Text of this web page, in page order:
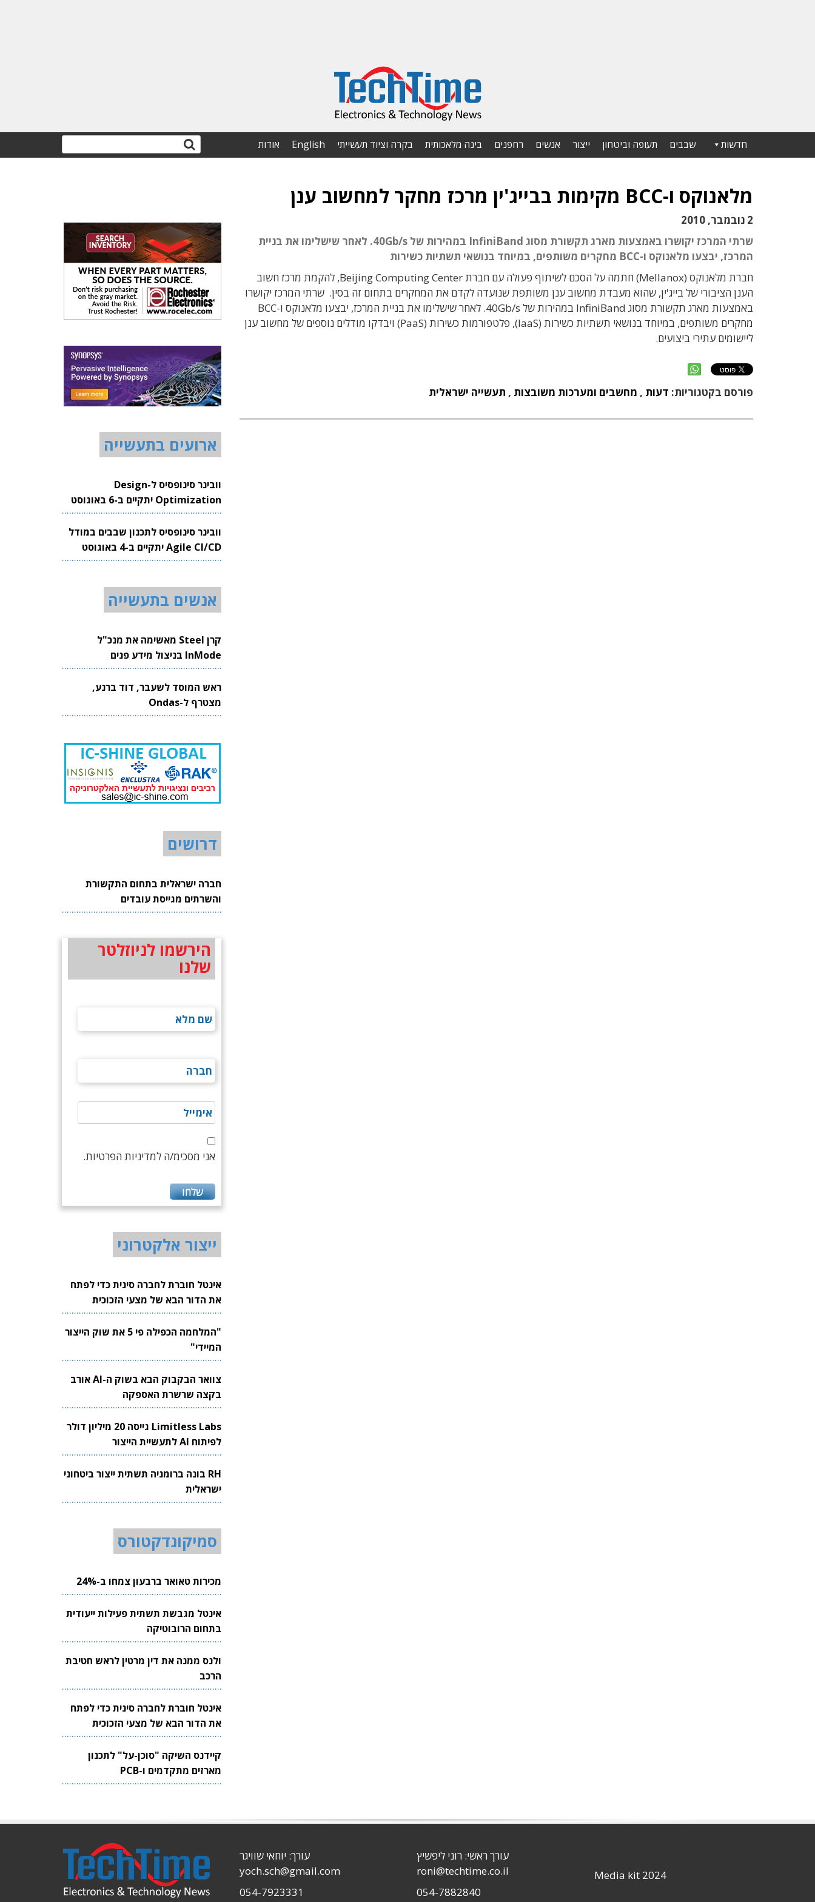
חדשות שבבים תעופה וביטחון ייצור אנשים רחפנים בינה מלאכותית בקרה וציוד תעשייתי English אודות
מלאנוקס ו-BCC מקימות בבייג'ין מרכז מחקר למחשוב ענן
2 נובמבר, 2010
שרתי המרכז יקושרו באמצעות מארג תקשורת מסוג InfiniBand במהירות של 40Gb/s. לאחר שישלימו את בניית
המרכז, יבצעו מלאנוקס ו-BCC מחקרים משותפים, במיוחד בנושאי תשתיות כשירות
חברת מלאנוקס (Mellanox) חתמה על הסכם לשיתוף פעולה עם חברת Beijing Computing Center, להקמת מרכז חשוב
הענן הציבורי של בייג'ין, שהוא מעבדת מחשוב ענן משותפת שנועדה לקדם את המחקרים בתחום זה בסין. שרתי המרכז יקושרו
באמצעות מארג תקשורת מסוג InfiniBand במהירות של 40Gb/s. לאחר שישלימו את בניית המרכז, יבצעו מלאנוקס ו-BCC
מחקרים משותפים, במיוחד בנושאי תשתיות כשירות (IaaS), פלטפורמות כשירות (PaaS) ויבדקו מודלים נוספים של מחשוב ענן
ליישומים עתירי ביצועים.
פורסם בקטגוריות: דעות , מחשבים ומערכות משובצות , תעשייה ישראלית
ארועים בתעשייה
וובינר סינופסיס ל-Design
Optimization יתקיים ב-6 באוגוסט
2026
וובינר סינופסיס לתכנון שבבים במודל
Agile CI/CD יתקיים ב-4 באוגוסט
2026
אנשים בתעשייה
קרן Steel מאשימה את מנכ"ל
InMode בניצול מידע פנים
ראש המוסד לשעבר, דוד ברנע,
מצטרף ל-Ondas
דרושים
חברה ישראלית בתחום התקשורת
והשרתים מגייסת עובדים
הירשמו לניוזלטר
שלנו
אני מסכימ/ה למדיניות הפרטיות.
ייצור אלקטרוני
אינטל חוברת לחברה סינית כדי לפתח
את הדור הבא של מצעי הזכוכית
לשבבים
"המלחמה הכפילה פי 5 את שוק הייצור
המיידי"
צוואר הבקבוק הבא בשוק ה-AI אורב
בקצה שרשרת האספקה
Limitless Labs גייסה 20 מיליון דולר
לפיתוח AI לתעשיית הייצור
RH בונה ברומניה תשתית ייצור ביטחוני
ישראלית
סמיקונדקטורס
מכירות טאואר ברבעון צמחו ב-24%
אינטל מגבשת תשתית פעילות ייעודית
בתחום הרובוטיקה
ולנס ממנה את דין מרטין לראש חטיבת
הרכב
אינטל חוברת לחברה סינית כדי לפתח
את הדור הבא של מצעי הזכוכית
לשבבים
קיידנס השיקה "סוכן-על" לתכנון
מארזים מתקדמים ו-PCB
Media kit 2024
עורך ראשי: רוני ליפשיץ
roni@techtime.co.il
054-7882840
עורך: יוחאי שוויגר
yoch.sch@gmail.com
054-7923331